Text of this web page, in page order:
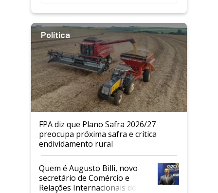
Política
FPA diz que Plano Safra 2026/27
preocupa próxima safra e critica
endividamento rural
Quem é Augusto Billi, novo
secretário de Comércio e
Relações Internacionais do